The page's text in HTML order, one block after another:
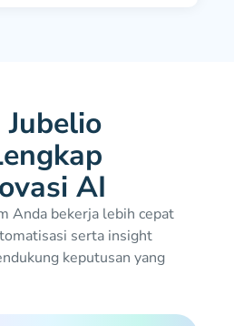
AI
Anda bekerja lebih cepat
serta insight
keputusan yang